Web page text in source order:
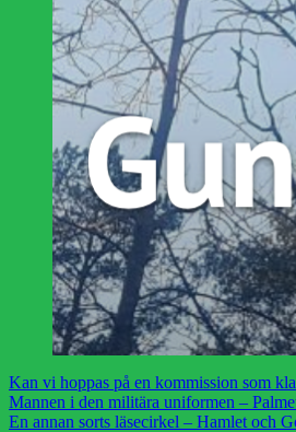
Kan vi hoppas på en kommission som
Mannen i den militära uniformen –
En annan sorts läsecirkel – Hamlet och